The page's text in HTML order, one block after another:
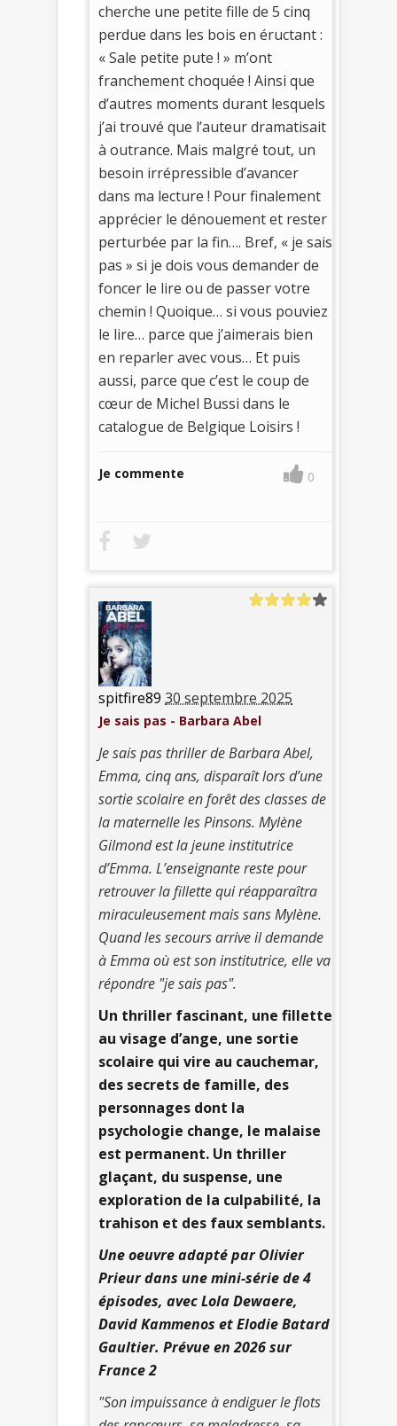
cherche une petite fille de 5 cinq
perdue dans les bois en éructant :
« Sale petite pute ! » m’ont
franchement choquée ! Ainsi que
d’autres moments durant lesquels
j’ai trouvé que l’auteur dramatisait
à outrance. Mais malgré tout, un
besoin irrépressible d’avancer
dans ma lecture ! Pour finalement
apprécier le dénouement et rester
perturbée par la fin…. Bref, « je sais
pas » si je dois vous demander de
foncer le lire ou de passer votre
chemin ! Quoique… si vous pouviez
le lire… parce que j’aimerais bien
en reparler avec vous… Et puis
aussi, parce que c’est le coup de
cœur de Michel Bussi dans le
catalogue de Belgique Loisirs !
Je commente 0
spitfire89 30 septembre 2025
Je sais pas - Barbara Abel
Je sais pas thriller de Barbara Abel,
Emma, cinq ans, disparaît lors d’une
sortie scolaire en forêt des classes de
la maternelle les Pinsons. Mylène
Gilmond est la jeune institutrice
d’Emma. L’enseignante reste pour
retrouver la fillette qui réapparaîtra
miraculeusement mais sans Mylène.
Quand les secours arrive il demande
à Emma où est son institutrice, elle va
répondre "je sais pas".
Un thriller fascinant, une fillette
au visage d’ange, une sortie
scolaire qui vire au cauchemar,
des secrets de famille, des
personnages dont la
psychologie change, le malaise
est permanent. Un thriller
glaçant, du suspense, une
exploration de la culpabilité, la
trahison et des faux semblants.
Une oeuvre adapté par Olivier
Prieur dans une mini-série de 4
épisodes, avec Lola Dewaere,
David Kammenos et Elodie Batard
Gaultier. Prévue en 2026 sur
France 2
"Son impuissance à endiguer le flots